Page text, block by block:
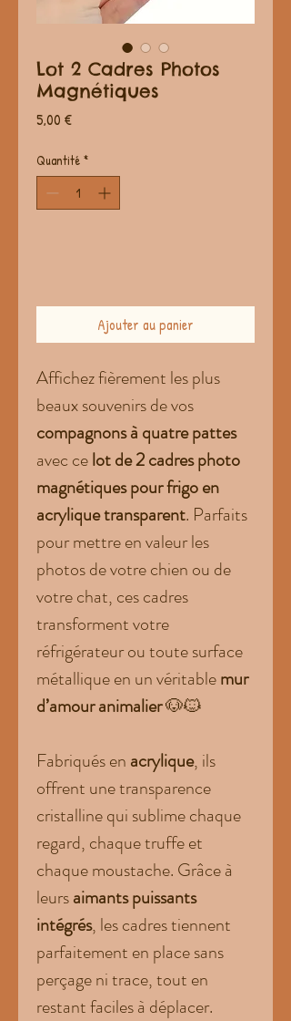
Lot 2 Cadres Photos
Magnétiques
5,00 €Prix
Quantité *
Ajouter au panier
Affichez fièrement les plus
beaux souvenirs de vos
compagnons à quatre pattes
avec celot de 2 cadres photo
magnétiques pour frigo en
acrylique transparent. Parfaits
pour mettre en valeur les
photos de votre chien ou de
votre chat, ces cadres
transforment votre
réfrigérateur ou toute surface
métallique en un véritablemur
d’amour animalier🐶🐱
Fabriqués en acrylique, ils
offrent une transparence
cristalline qui sublime chaque
regard, chaque truffe et
chaque moustache. Grâce à
leursaimants puissants
intégrés, les cadres tiennent
parfaitement en place sans
perçage ni trace, tout en
restant faciles à déplacer.